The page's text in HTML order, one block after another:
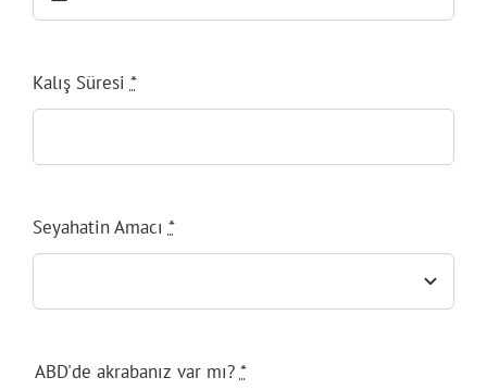
Kalış Süresi *
Seyahatin Amacı *
ABD'de akrabanız var mı? *